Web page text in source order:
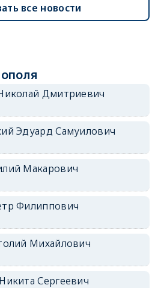
все новости
Дмитриевич
Эдуард Самуилович
Макарович
Филиппович
Михайлович
Сергеевич